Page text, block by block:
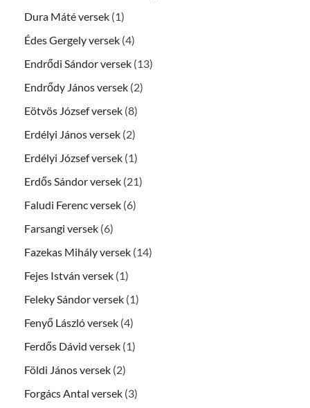
Dura Máté versek (1)
Édes Gergely versek (4)
Endrődi Sándor versek (13)
Endrődy János versek (2)
Eötvös József versek (8)
Erdélyi János versek (2)
Erdélyi József versek (1)
Erdős Sándor versek (21)
Faludi Ferenc versek (6)
Farsangi versek (6)
Fazekas Mihály versek (14)
Fejes István versek (1)
Feleky Sándor versek (1)
Fenyő László versek (4)
Ferdős Dávid versek (1)
Földi János versek (2)
Forgács Antal versek (3)